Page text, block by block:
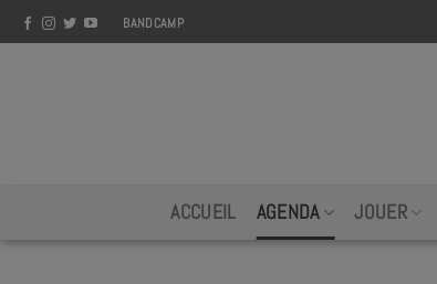
Skip
to
BANDCAMP
ACCUEIL AGENDA JOUER